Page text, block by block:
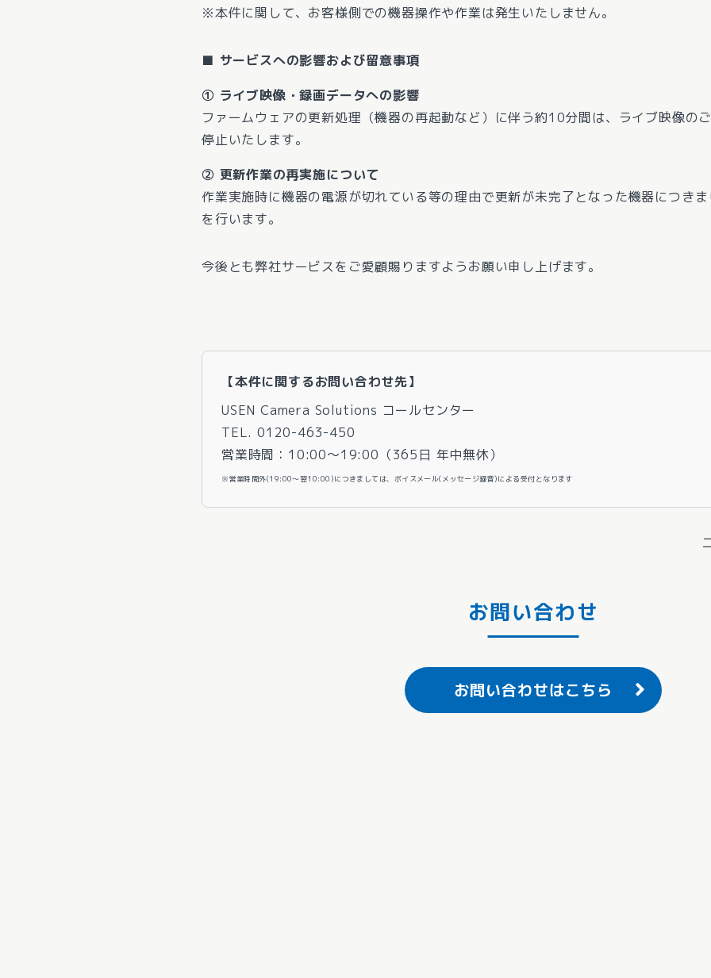
※本件に関して、お客様側での機器操作や作業は発生いたしません。
■ サービスへの影響および留意事項
① ライブ映像・録画データへの影響
ファームウェアの更新処理（機器の再起動など）に伴う約10分間は、ライブ映像の
停止いたします。
② 更新作業の再実施について
作業実施時に機器の電源が切れている等の理由で更新が未完了となった機器につき
を行います。
今後とも弊社サービスをご愛顧賜りますようお願い申し上げます。
【本件に関するお問い合わせ先】
USEN Camera Solutions コールセンター
TEL. 0120-463-450
営業時間：10:00～19:00（365日 年中無休）
※営業時間外(19:00～翌10:00)につきましては、ボイスメール(メッセージ録音)による受付となります
お問い合わせ
お問い合わせはこちら